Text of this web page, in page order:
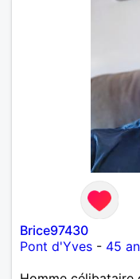
Brice97430
Pont d'Yves - 45